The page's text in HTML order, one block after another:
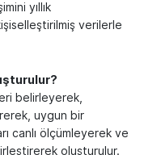
yıllık
verilerle
belirleyerek,
uygun bir
canlı ölçümleyerek ve
oluşturulur.